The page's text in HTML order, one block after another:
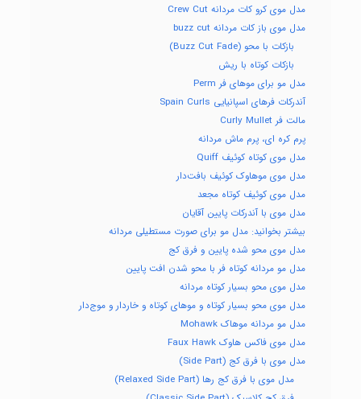
مدل موی کرو کات مردانه Crew Cut
مدل موی باز کات مردانه buzz cut
بازکات با محو (Buzz Cut Fade)
بازکات کوتاه با ریش
مدل مو برای موهای فر Perm
آندرکات فرهای اسپانیایی Spain Curls
مالت فر Curly Mullet
پرم کره ای، پرم ماش مردانه
مدل موی کوتاه کوئیف Quiff
مدل موی موهاوک کوئیف بافت‌دار
مدل موی کوئیف کوتاه مجعد
مدل موی با آندرکات پایین آقایان
بیشتر بخوانید: مدل مو برای صورت مستطیلی مردانه
مدل موی محو شده پایین و فرق کج
مدل مو مردانه کوتاه فر با محو شدن افت پایین
مدل موی محو بسیار کوتاه مردانه
مدل موی محو بسیار کوتاه و موهای کوتاه و خاردار و موج‌دار
مدل مو مردانه موهاک Mohawk
مدل موی فاکس هاوک Faux Hawk
مدل موی با فرق کج (Side Part)
مدل موی با فرق کج رها (Relaxed Side Part)